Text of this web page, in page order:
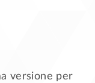
versione per